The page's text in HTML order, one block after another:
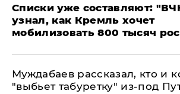
Списки уже составляют:
узнал, как Кремль хочет
мобилизовать 800 тысяч
Муждабаев рассказал, кто и
"выбьет табуретку" из-под